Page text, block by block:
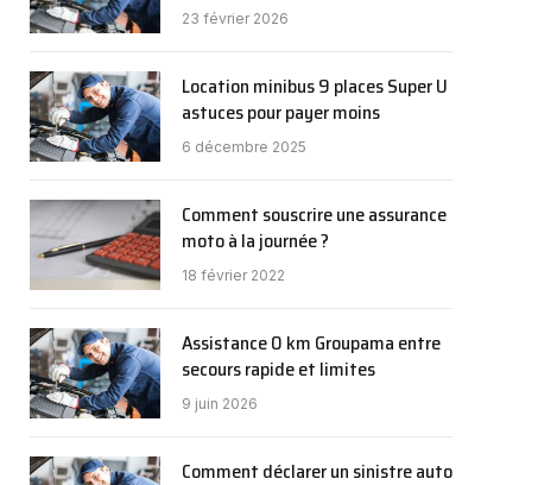
23 février 2026
Location minibus 9 places Super U
astuces pour payer moins
6 décembre 2025
Comment souscrire une assurance
moto à la journée ?
18 février 2022
Assistance 0 km Groupama entre
secours rapide et limites
9 juin 2026
Comment déclarer un sinistre auto